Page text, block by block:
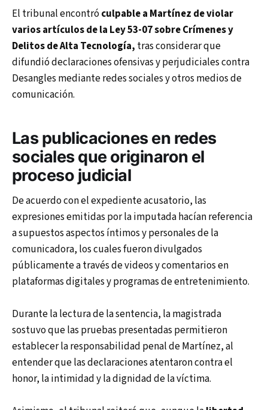
El tribunal encontróculpable a Martínez de violar
varios artículos de la Ley 53-07 sobre Crímenes y
Delitos de Alta Tecnología, tras considerar que
difundió declaraciones ofensivas y perjudiciales contra
Desangles mediante redes sociales y otros medios de
comunicación.
Las publicaciones en redes
sociales que originaron el
proceso judicial
De acuerdo con el expediente acusatorio, las
expresiones emitidas por la imputada hacían referencia
a supuestos aspectos íntimos y personales de la
comunicadora, los cuales fueron divulgados
públicamente a través de videos y comentarios en
plataformas digitales y programas de entretenimiento.
Durante la lectura de la sentencia, la magistrada
sostuvo que las pruebas presentadas permitieron
establecer la responsabilidad penal de Martínez, al
entender que las declaraciones atentaron contra el
honor, la intimidad y la dignidad de la víctima.